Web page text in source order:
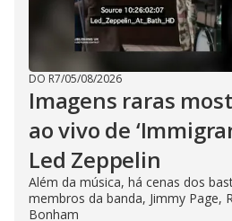
DO R7/05/08/2026
Imagens raras
ao vivo de
Led Zeppelin
Além da música, há cenas dos
membros da banda, Jimmy Page,
Bonham